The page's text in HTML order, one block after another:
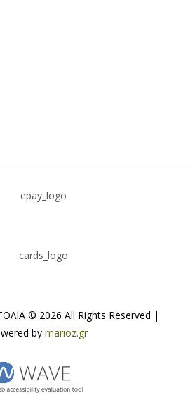
© 2026 All Rights Reserved |
by marioz.gr